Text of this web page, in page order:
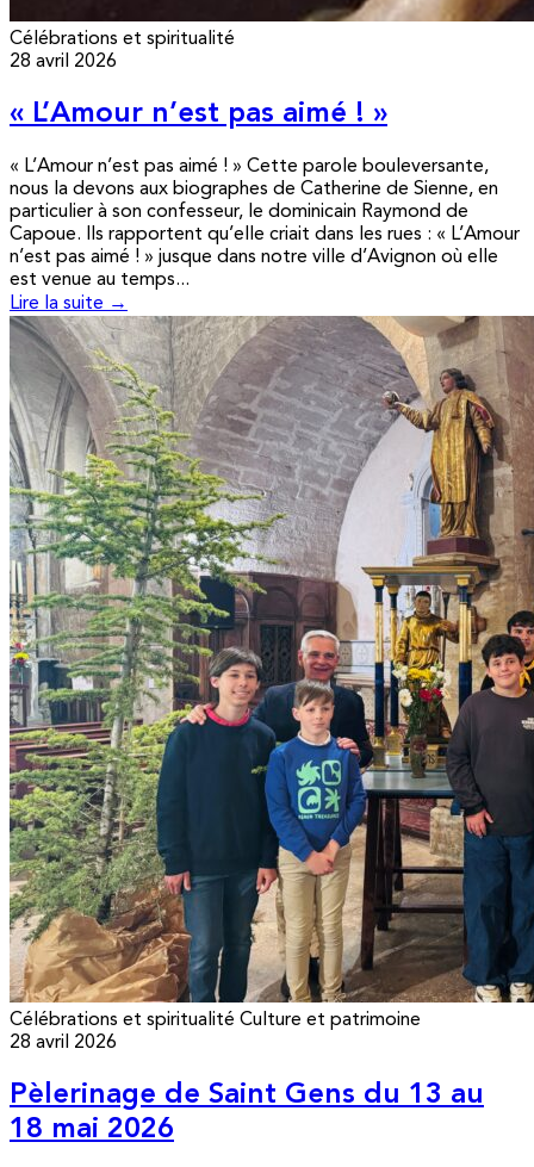
Célébrations et spiritualité
28 avril 2026
« L’Amour n’est pas aimé ! »
« L’Amour n’est pas aimé ! » Cette parole bouleversante,
nous la devons aux biographes de Catherine de Sienne, en
particulier à son confesseur, le dominicain Raymond de
Capoue. Ils rapportent qu’elle criait dans les rues : « L’Amour
n’est pas aimé ! » jusque dans notre ville d’Avignon où elle
est venue au temps...
Lire la suite →
Célébrations et spiritualité Culture et patrimoine
28 avril 2026
Pèlerinage de Saint Gens du 13 au
18 mai 2026